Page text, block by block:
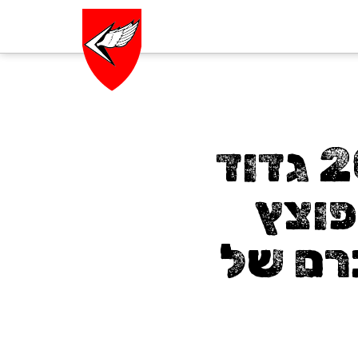
חמ״ל, 24 בדצמבר 2023 גדוד
חטיבה 55 מפוצץ
של